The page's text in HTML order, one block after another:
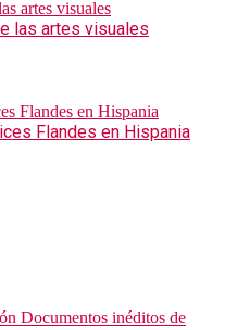
las artes visuales
Flandes en Hispania